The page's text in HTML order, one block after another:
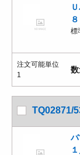
標
注文可能単位
1
TQ02871/